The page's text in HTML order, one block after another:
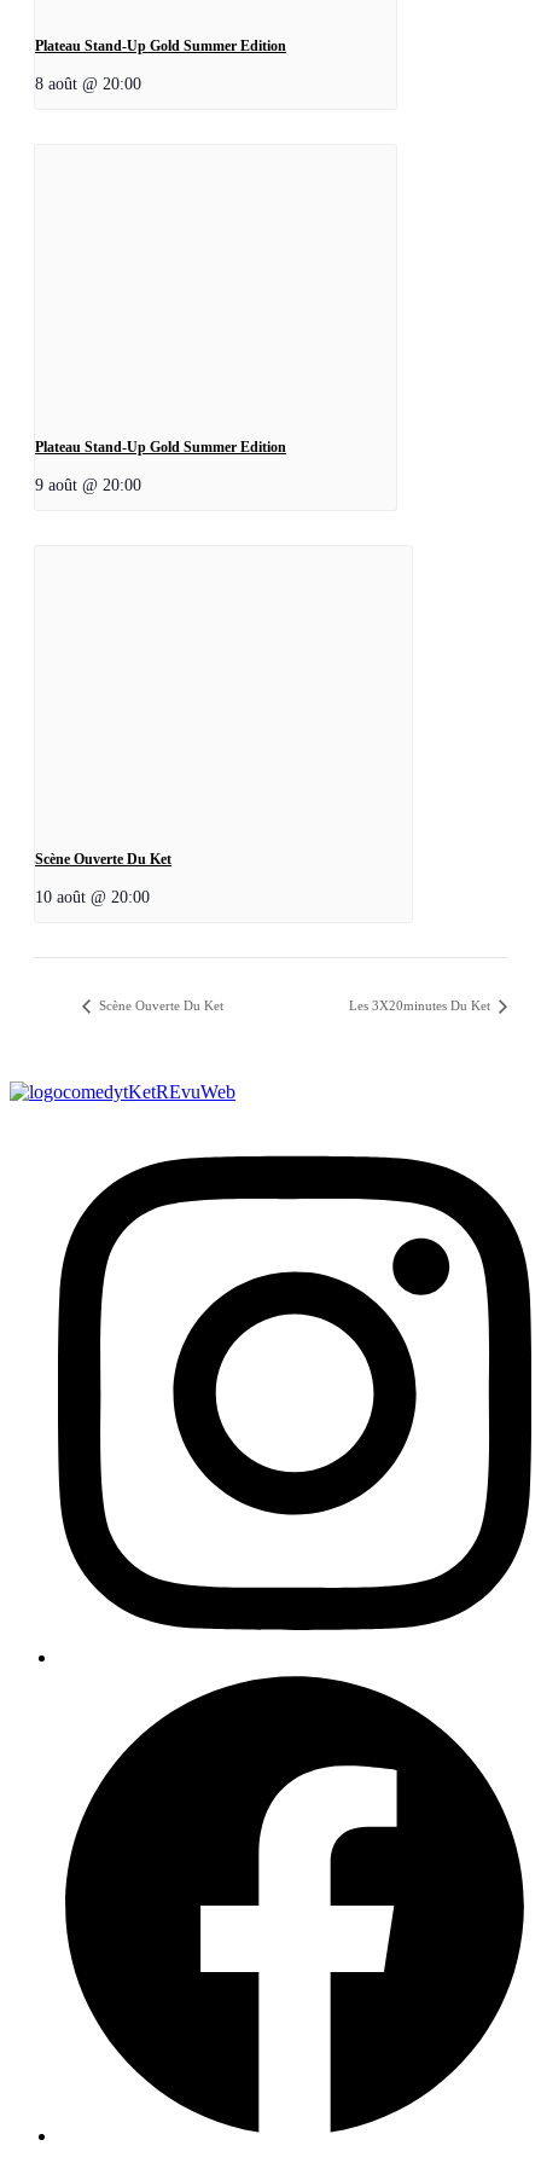
Plateau Stand-Up Gold Summer Edition
8 août @ 20:00
Plateau Stand-Up Gold Summer Edition
9 août @ 20:00
Scène Ouverte Du Ket
10 août @ 20:00
Scène Ouverte Du Ket Les 3X20minutes Du Ket